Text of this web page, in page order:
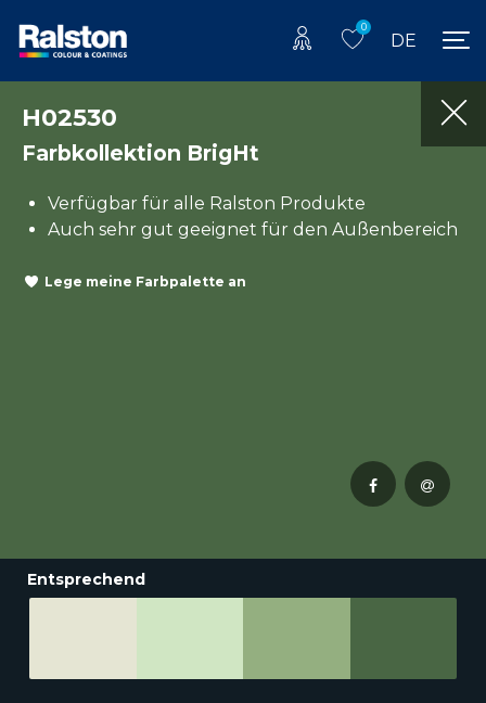
0
DE
H02530
Farbkollektion BrigHt
Verfügbar für alle Ralston Produkte
Auch sehr gut geeignet für den Außenbereich
Lege meine Farbpalette an
Entsprechend